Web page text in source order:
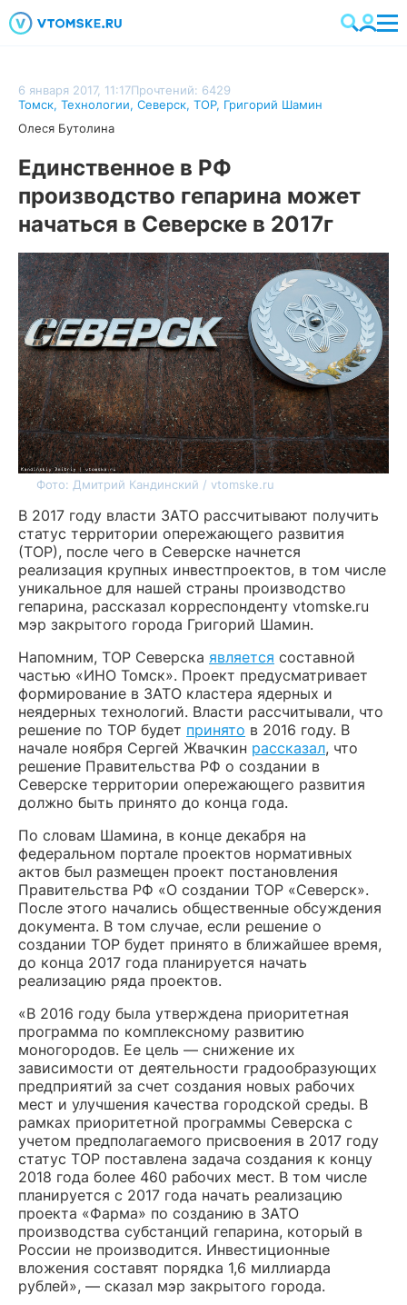
6 января 2017, 11:17Прочтений: 6429
Томск, Технологии, Северск, ТОР, Григорий Шамин
Олеся Бутолина
Единственное в РФ
производство гепарина может
начаться в Северске в 2017г
Фото: Дмитрий Кандинский / vtomske.ru
В 2017 году власти ЗАТО рассчитывают получить
статус территории опережающего развития
(ТОР), после чего в Северске начнется
реализация крупных инвестпроектов, в том числе
уникальное для нашей страны производство
гепарина, рассказал корреспонденту vtomske.ru
мэр закрытого города Григорий Шамин.
Напомним, ТОР Северска является составной
частью «ИНО Томск». Проект предусматривает
формирование в ЗАТО кластера ядерных и
неядерных технологий. Власти рассчитывали, что
решение по ТОР будет принято в 2016 году. В
начале ноября Сергей Жвачкин рассказал, что
решение Правительства РФ о создании в
Северске территории опережающего развития
должно быть принято до конца года.
По словам Шамина, в конце декабря на
федеральном портале проектов нормативных
актов был размещен проект постановления
Правительства РФ «О создании ТОР «Северск».
После этого начались общественные обсуждения
документа. В том случае, если решение о
создании ТОР будет принято в ближайшее время,
до конца 2017 года планируется начать
реализацию ряда проектов.
«В 2016 году была утверждена приоритетная
программа по комплексному развитию
моногородов. Ее цель — снижение их
зависимости от деятельности градообразующих
предприятий за счет создания новых рабочих
мест и улучшения качества городской среды. В
рамках приоритетной программы Северска с
учетом предполагаемого присвоения в 2017 году
статус ТОР поставлена задача создания к концу
2018 года более 460 рабочих мест. В том числе
планируется с 2017 года начать реализацию
проекта «Фарма» по созданию в ЗАТО
производства субстанций гепарина, который в
России не производится. Инвестиционные
вложения составят порядка 1,6 миллиарда
рублей», — сказал мэр закрытого города.